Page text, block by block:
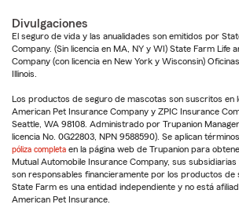
Divulgaciones
El seguro de vida y las anualidades son emitidos por
Company. (Sin licencia en MA, NY y WI) State Farm Life
Company (con licencia en New York y Wisconsin)
Illinois.
Los productos de seguro de mascotas son suscritos en
American Pet Insurance Company y ZPIC Insurance
Seattle, WA 98108. Administrado por Trupanion
licencia No. 0G22803, NPN 9588590). Se aplican
póliza completa en la página web de Trupanion para
Mutual Automobile Insurance Company, sus
son responsables financieramente por los productos de
State Farm es una entidad independiente y no está
American Pet Insurance.